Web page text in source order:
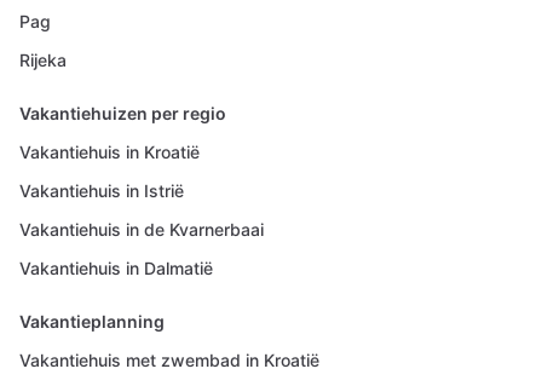
Pag
Rijeka
Vakantiehuizen per regio
Vakantiehuis in Kroatië
Vakantiehuis in Istrië
Vakantiehuis in de Kvarnerbaai
Vakantiehuis in Dalmatië
Vakantieplanning
Vakantiehuis met zwembad in Kroatië